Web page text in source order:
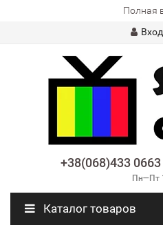
Полная
Вход
+38(068)433 0663
Пн—Пт
Каталог товаров